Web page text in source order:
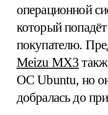
операционной
который
покупателю.
Meizu MX3
ОС Ubuntu, но
добралась до